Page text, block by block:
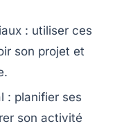
: utiliser ces
son projet et
: planifier ses
son activité